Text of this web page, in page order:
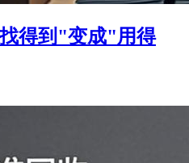
得到"变成"用得